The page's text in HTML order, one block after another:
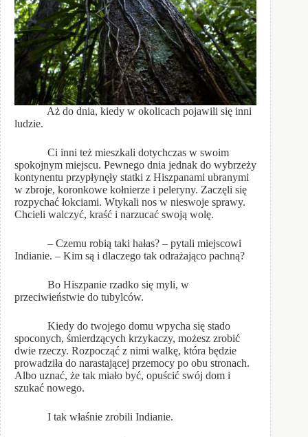
Aż do dnia, kiedy w okolicach pojawili się inni
ludzie.
Ci inni też mieszkali dotychczas w swoim
spokojnym miejscu. Pewnego dnia jednak do wybrzeży
kontynentu przypłynęły statki z Hiszpanami ubranymi
w zbroje, koronkowe kołnierze i peleryny. Zaczęli się
rozpychać łokciami. Wtykali nos w nieswoje sprawy.
Chcieli walczyć, kraść i narzucać swoją wolę.
– Czemu robią taki hałas? – pytali miejscowi
Indianie. – Kim są i dlaczego tak odrażająco pachną?
Bo Hiszpanie rzadko się myli, w
przeciwieństwie do tubylców.
Kiedy do twojego domu wpycha się stado
spoconych, śmierdzących krzykaczy, możesz zrobić
dwie rzeczy. Rozpocząć z nimi walkę, która będzie
prowadziła do narastającej przemocy po obu stronach.
Albo uznać, że tak miało być, opuścić swój dom i
szukać nowego.
I tak właśnie zrobili Indianie.